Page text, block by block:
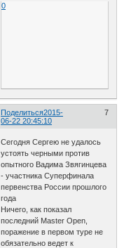
0
Поделиться 7
2015-
06-22 20:45:10
Сегодня Сергею не удалось
устоять черными против
опытного Вадима Звягинцева
- участника Суперфинала
первенства России прошлого
года
Ничего, как показал
последний Master Open,
поражение в первом туре не
обязательно ведет к